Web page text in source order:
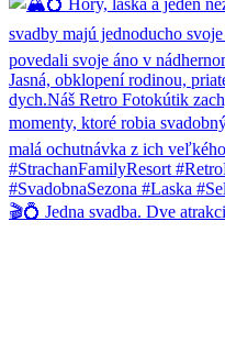
🎬💍 Jedna svadba. Dve